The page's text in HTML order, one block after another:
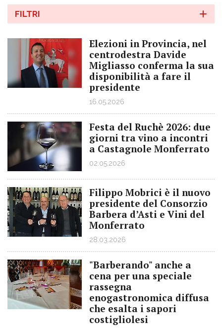
FILTRI
Elezioni in Provincia, nel
centrodestra Davide
Migliasso conferma la sua
disponibilità a fare il
presidente
16.05.2026
Festa del Ruchè 2026: due
giorni tra vino a incontri
a Castagnole Monferrato
02.05.2026
Filippo Mobrici è il nuovo
presidente del Consorzio
Barbera d’Asti e Vini del
Monferrato
28.03.2026
"Barberando" anche a
cena per una speciale
rassegna
enogastronomica diffusa
che esalta i sapori
costigliolesi